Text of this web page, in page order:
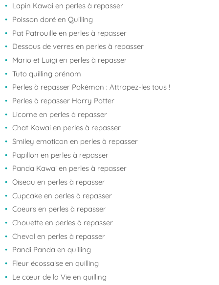
Lapin Kawai en perles à repasser
Poisson doré en Quilling
Pat Patrouille en perles à repasser
Dessous de verres en perles à repasser
Mario et Luigi en perles à repasser
Tuto quilling prénom
Perles à repasser Pokémon : Attrapez-les tous !
Perles à repasser Harry Potter
Licorne en perles à repasser
Chat Kawai en perles à repasser
Smiley emoticon en perles à repasser
Papillon en perles à repasser
Panda Kawai en perles à repasser
Oiseau en perles à repasser
Cupcake en perles à repasser
Coeurs en perles à repasser
Chouette en perles à repasser
Cheval en perles à repasser
Pandi Panda en quilling
Fleur écossaise en quilling
Le cœur de la Vie en quilling